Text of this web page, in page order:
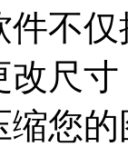
不
改尺
您